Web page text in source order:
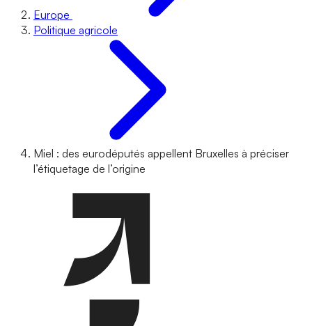
Europe
Politique agricole
Miel : des eurodéputés appellent Bruxelles à préciser
l’étiquetage de l’origine